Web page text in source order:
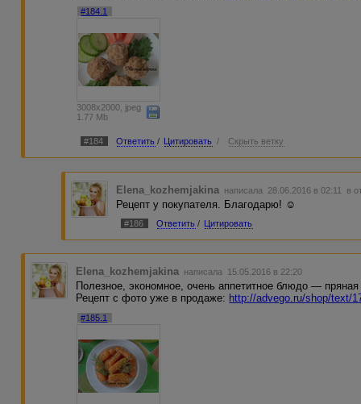
#184.1
3008x2000, jpeg
1.77 Mb
#184 Ответить / Цитировать / Скрыть ветку
Elena_kozhemjakina написала 28.06.2016 в 02:11 в
Рецепт у покупателя. Благодарю! ☺
#186 Ответить / Цитировать
Elena_kozhemjakina написала 15.05.2016 в 22:20
Полезное, экономное, очень аппетитное блюдо —
Рецепт с фото уже в продаже: http://advego.ru/shop/text/
#185.1